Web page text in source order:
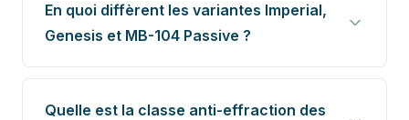
En quoi diffèrent les variantes Imperial,
Genesis et MB-104 Passive ?
Quelle est la classe anti-effraction des